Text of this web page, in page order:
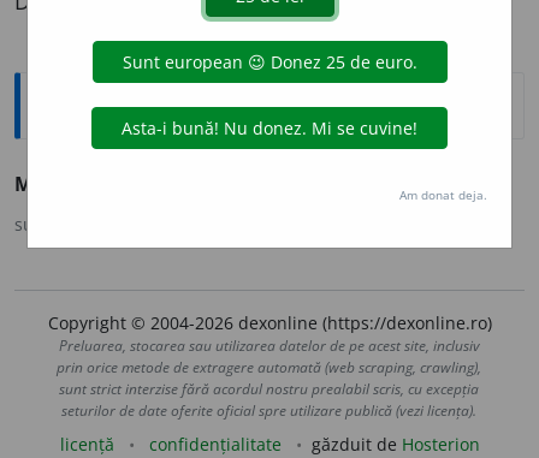
Sinonime
MINER
sursa:
Copyright © 2004-2026 dexonline (https://dexonline.ro)
Preluarea, stocarea sau utilizarea datelor de pe acest site, inclusiv
prin orice metode de extragere automată (web scraping, crawling),
sunt strict interzise fără acordul nostru prealabil scris, cu excepția
seturilor de date oferite oficial spre utilizare publică (vezi licența).
licență confidențialitate găzduit de Hosterion
Am donat deja.